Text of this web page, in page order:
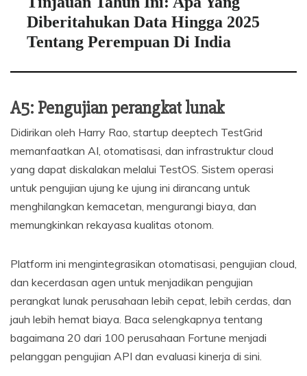
Diberitahukan Data Hingga 2025
Tentang Perempuan Di India
A5: Pengujian perangkat lunak
Didirikan oleh Harry Rao, startup deeptech TestGrid
memanfaatkan AI, otomatisasi, dan infrastruktur cloud
yang dapat diskalakan melalui TestOS. Sistem operasi
untuk pengujian ujung ke ujung ini dirancang untuk
menghilangkan kemacetan, mengurangi biaya, dan
memungkinkan rekayasa kualitas otonom.
Platform ini mengintegrasikan otomatisasi, pengujian cloud,
dan kecerdasan agen untuk menjadikan pengujian
perangkat lunak perusahaan lebih cepat, lebih cerdas, dan
jauh lebih hemat biaya. Baca selengkapnya tentang
bagaimana 20 dari 100 perusahaan Fortune menjadi
pelanggan pengujian API dan evaluasi kinerja di sini.